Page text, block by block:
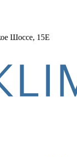
Шоссе, 15Е